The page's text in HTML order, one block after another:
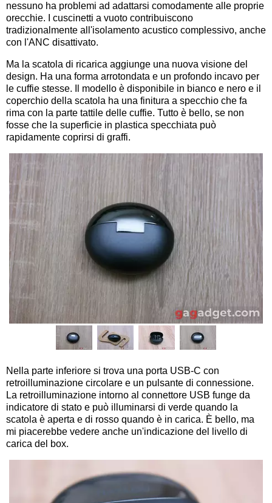
nessuno ha problemi ad adattarsi comodamente alle proprie
orecchie. I cuscinetti a vuoto contribuiscono
tradizionalmente all'isolamento acustico complessivo, anche
con l'ANC disattivato.
Ma la scatola di ricarica aggiunge una nuova visione del
design. Ha una forma arrotondata e un profondo incavo per
le cuffie stesse. Il modello è disponibile in bianco e nero e il
coperchio della scatola ha una finitura a specchio che fa
rima con la parte tattile delle cuffie. Tutto è bello, se non
fosse che la superficie in plastica specchiata può
rapidamente coprirsi di graffi.
Nella parte inferiore si trova una porta USB-C con
retroilluminazione circolare e un pulsante di connessione.
La retroilluminazione intorno al connettore USB funge da
indicatore di stato e può illuminarsi di verde quando la
scatola è aperta e di rosso quando è in carica. È bello, ma
mi piacerebbe vedere anche un'indicazione del livello di
carica del box.